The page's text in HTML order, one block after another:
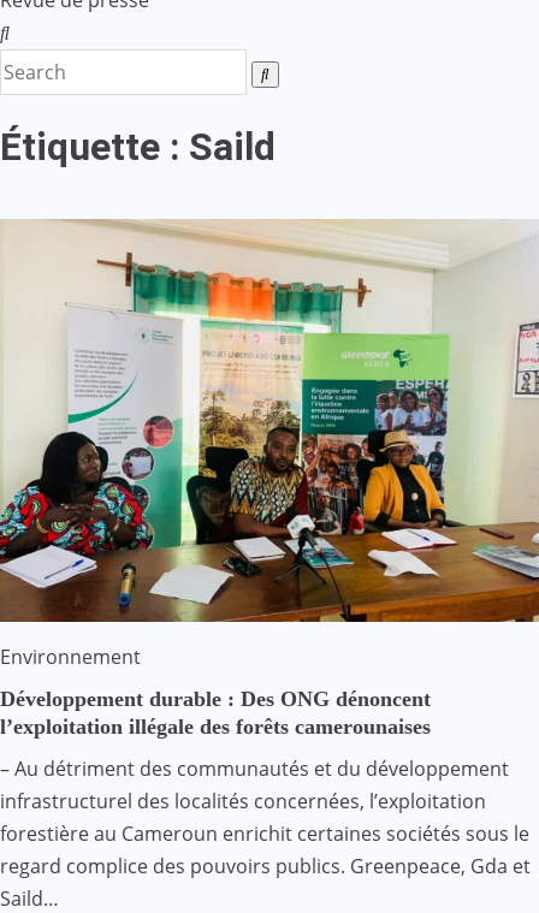
Étiquette : Saild
Environnement
Développement durable : Des ONG dénoncent
l’exploitation illégale des forêts camerounaises
– Au détriment des communautés et du développement
infrastructurel des localités concernées, l’exploitation
forestière au Cameroun enrichit certaines sociétés sous le
regard complice des pouvoirs publics. Greenpeace, Gda et
Saild…